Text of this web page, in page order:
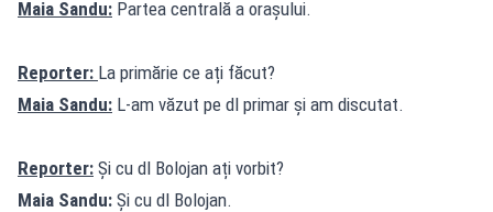
Maia Sandu: Partea centrală a orașului.
Reporter: La primărie ce ați făcut?
Maia Sandu: L-am văzut pe dl primar și am discutat.
Reporter: Și cu dl Bolojan ați vorbit?
Maia Sandu: Și cu dl Bolojan.